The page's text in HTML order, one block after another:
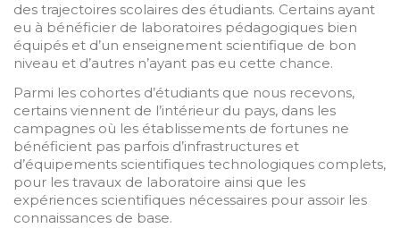
des trajectoires scolaires des étudiants. Certains ayant
eu à bénéficier de laboratoires pédagogiques bien
équipés et d’un enseignement scientifique de bon
niveau et d’autres n’ayant pas eu cette chance.
Parmi les cohortes d’étudiants que nous recevons,
certains viennent de l’intérieur du pays, dans les
campagnes où les établissements de fortunes ne
bénéficient pas parfois d’infrastructures et
d’équipements scientifiques technologiques complets,
pour les travaux de laboratoire ainsi que les
expériences scientifiques nécessaires pour assoir les
connaissances de base.